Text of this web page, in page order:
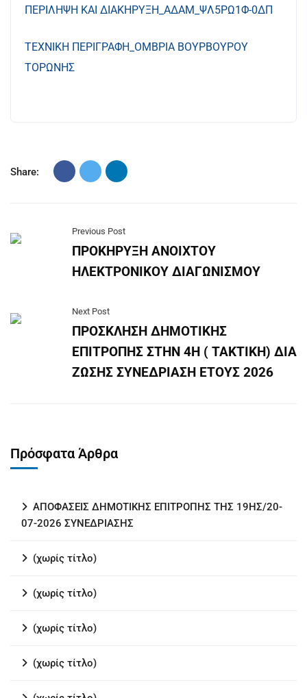
ΠΕΡΙΛΗΨΗ ΚΑΙ ΔΙΑΚΗΡΥΞΗ_ΑΔΑΜ_ΨΛ5ΡΩ1Φ-0ΔΠ
ΤΕΧΝΙΚΗ ΠΕΡΙΓΡΑΦΗ_ΟΜΒΡΙΑ ΒΟΥΡΒΟΥΡΟΥ
ΤΟΡΩΝΗΣ
Share:
Previous Post
ΠΡΟΚΗΡΥΞΗ ΑΝΟΙΧΤΟΥ
ΗΛΕΚΤΡΟΝΙΚΟΥ ΔΙΑΓΩΝΙΣΜΟΥ
Next Post
ΠΡΟΣΚΛΗΣΗ ΔΗΜΟΤΙΚΗΣ
ΕΠΙΤΡΟΠΗΣ ΣΤΗΝ 4Η ( ΤΑΚΤΙΚΗ) ΔΙΑ
ΖΩΣΗΣ ΣΥΝΕΔΡΙΑΣΗ ΕΤΟΥΣ 2026
Πρόσφατα Άρθρα
ΑΠΟΦΑΣΕΙΣ ΔΗΜΟΤΙΚΗΣ ΕΠΙΤΡΟΠΗΣ ΤΗΣ 19ΗΣ/20-
07-2026 ΣΥΝΕΔΡΙΑΣΗΣ
(χωρίς τίτλο)
(χωρίς τίτλο)
(χωρίς τίτλο)
(χωρίς τίτλο)